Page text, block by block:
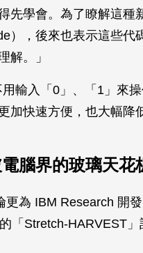
先學會。為了瞭解這種
），後來也表示這些代
解。」
輸入「0」、「1」來
快速方便，也大幅降
腦界的玻璃天花
更為 IBM Research 開
「Stretch-HARVEST」